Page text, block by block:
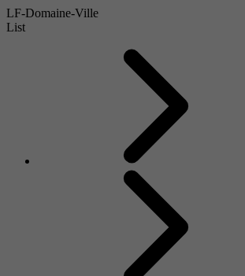
LF-Domaine-Ville
List